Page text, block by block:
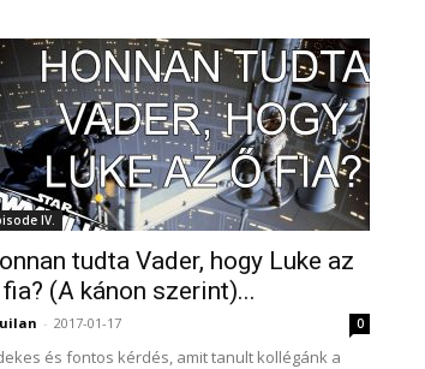
IV.
tudta Vader, hogy Luke az
fia? (A kánon szerint)...
- 2017-01-17 0
és fontos kérdés, amit tanult kollégánk a